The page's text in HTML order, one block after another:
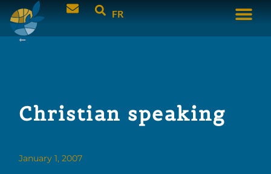
FR
Christian speaking
January 1, 2007